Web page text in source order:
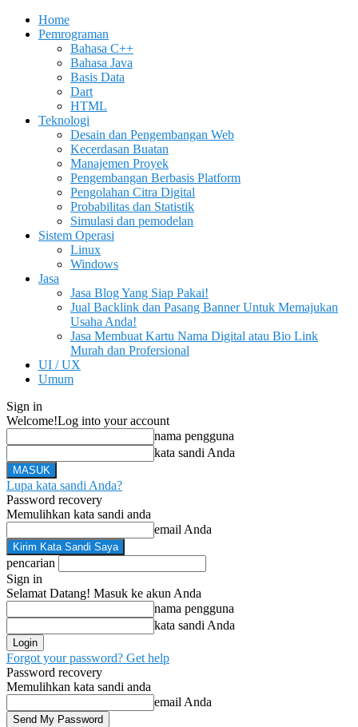
Home
Pemrograman
Bahasa C++
Bahasa Java
Basis Data
Dart
HTML
Teknologi
Desain dan Pengembangan Web
Kecerdasan Buatan
Manajemen Proyek
Pengembangan Berbasis Platform
Pengolahan Citra Digital
Probabilitas dan Statistik
Simulasi dan pemodelan
Sistem Operasi
Linux
Windows
Jasa
Jasa Blog Yang Siap Pakai!
Jual Backlink dan Pasang Banner Untuk Memajukan
Usaha Anda!
Jasa Membuat Kartu Nama Digital atau Bio Link
Murah dan Profersional
UI / UX
Umum
Sign in
Welcome!Log into your account
nama pengguna
kata sandi Anda
Lupa kata sandi Anda?
Password recovery
Memulihkan kata sandi anda
email Anda
pencarian
Sign in
Selamat Datang! Masuk ke akun Anda
nama pengguna
kata sandi Anda
Forgot your password? Get help
Password recovery
Memulihkan kata sandi anda
email Anda